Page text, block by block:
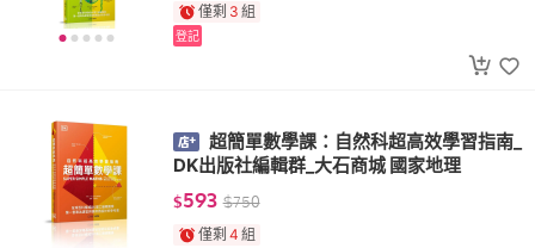
僅剩 3 組
登記
超簡單數學課：自然科超高效學習指南_
DK出版社編輯群_大石商城 國家地理
$593 $750
僅剩 4 組